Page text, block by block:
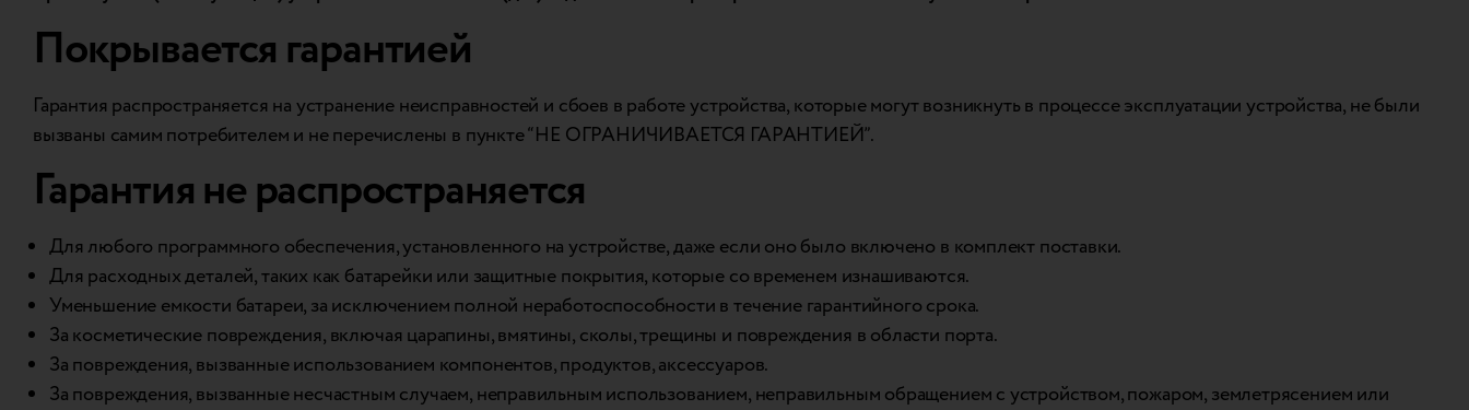
Покрывается гарантией
Гарантия распространяется на устранение неисправностей и сбоев в работе устройства, которые могут возникнуть в процессе эксплуатации устройства, не были
вызваны самим потребителем и не перечислены в пункте “НЕ ОГРАНИЧИВАЕТСЯ ГАРАНТИЕЙ”.
Гарантия не распространяется
Для любого программного обеспечения, установленного на устройстве, даже если оно было включено в комплект поставки.
Для расходных деталей, таких как батарейки или защитные покрытия, которые со временем изнашиваются.
Уменьшение емкости батареи, за исключением полной неработоспособности в течение гарантийного срока.
За косметические повреждения, включая царапины, вмятины, сколы, трещины и повреждения в области порта.
За повреждения, вызванные использованием компонентов, продуктов, аксессуаров.
За повреждения, вызванные несчастным случаем, неправильным использованием, неправильным обращением с устройством, пожаром, землетрясением или